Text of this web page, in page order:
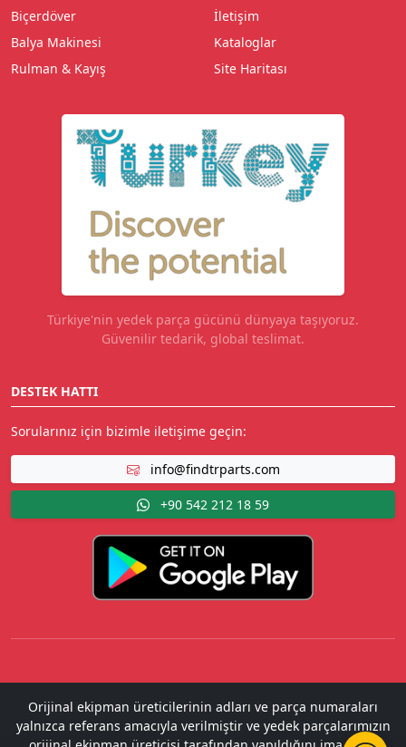
Biçerdöver
Balya Makinesi
Rulman & Kayış
İletişim
Kataloglar
Site Haritası
Türkiye'nin yedek parça gücünü dünyaya taşıyoruz.
Güvenilir tedarik, global teslimat.
DESTEK HATTI
Sorularınız için bizimle iletişime geçin:
info@findtrparts.com
+90 542 212 18 59
Orijinal ekipman üreticilerinin adları ve parça numaraları
yalnızca referans amacıyla verilmiştir ve yedek parçalarımızın